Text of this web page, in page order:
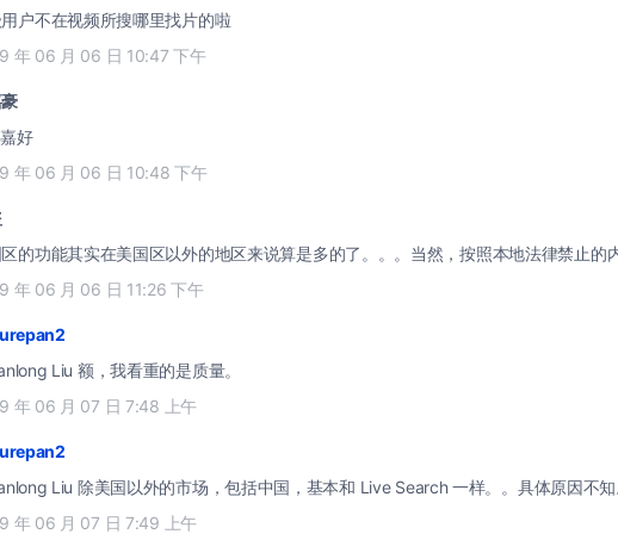
户不在视频所搜哪里找片的啦
年 06 月 06 日 10:47 下午
好
年 06 月 06 日 10:48 下午
的功能其实在美国区以外的地区来说算是多的了。。。当然，按照本地法律禁止的
年 06 月 06 日 11:26 下午
Liu 额，我看重的是质量。
年 06 月 07 日 7:48 上午
Liu 除美国以外的市场，包括中国，基本和 Live Search 一样。。具体原因不知
年 06 月 07 日 7:49 上午